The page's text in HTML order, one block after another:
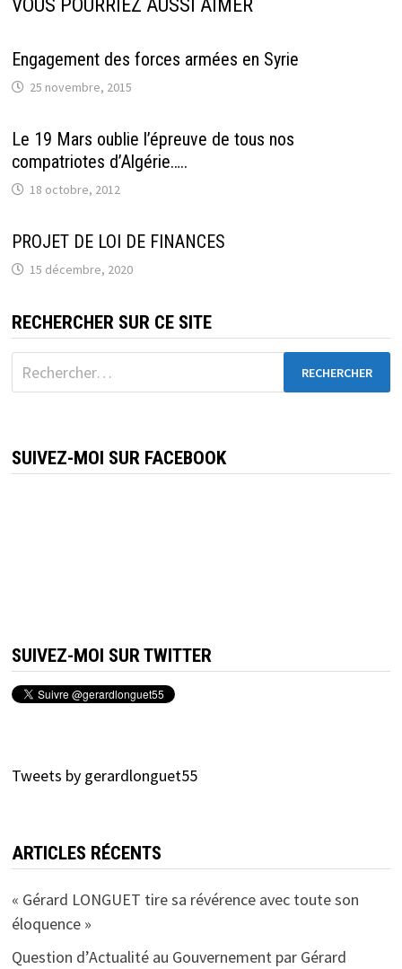
VOUS POURRIEZ AUSSI AIMER
Engagement des forces armées en Syrie
25 novembre, 2015
Le 19 Mars oublie l’épreuve de tous nos
compatriotes d’Algérie…..
18 octobre, 2012
PROJET DE LOI DE FINANCES
15 décembre, 2020
RECHERCHER SUR CE SITE
Rechercher :
SUIVEZ-MOI SUR FACEBOOK
SUIVEZ-MOI SUR TWITTER
Tweets by gerardlonguet55
ARTICLES RÉCENTS
« Gérard LONGUET tire sa révérence avec toute son
éloquence »
Question d’Actualité au Gouvernement par Gérard